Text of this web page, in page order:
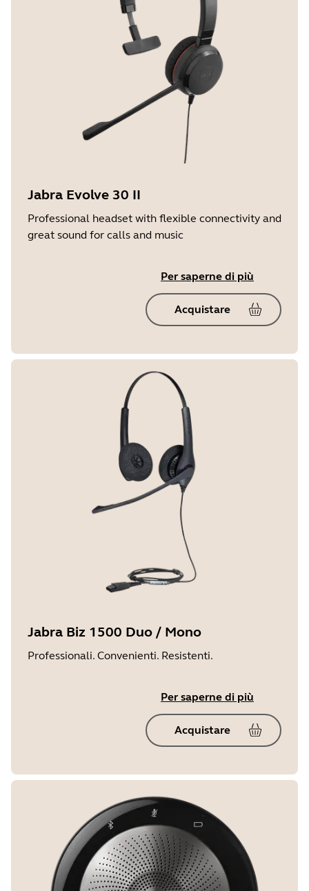
Jabra Evolve 30 II
Professional headset with flexible connectivity and
great sound for calls and music
Per saperne di più
Acquistare
Jabra Biz 1500 Duo / Mono
Professionali. Convenienti. Resistenti.
Per saperne di più
Acquistare